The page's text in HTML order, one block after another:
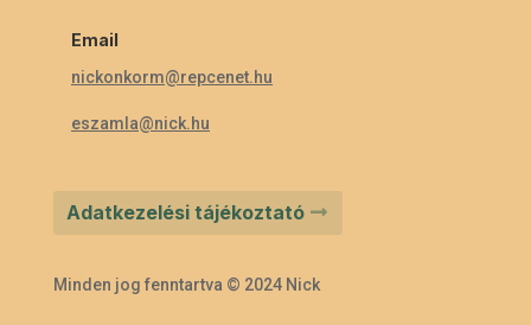
Email
nickonkorm@repcenet.hu
eszamla@nick.hu
Adatkezelési tájékoztató
Minden jog fenntartva © 2024 Nick